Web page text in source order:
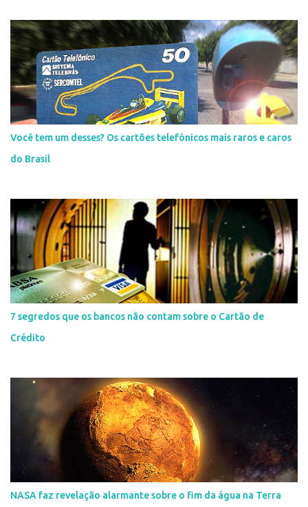
Você tem um desses? Os cartões telefônicos mais raros e caros
do Brasil
7 segredos que os bancos não contam sobre o Cartão de
Crédito
NASA faz revelação alarmante sobre o fim da água na Terra